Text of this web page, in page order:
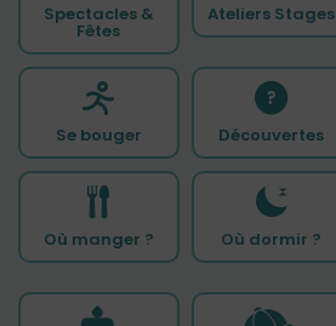
Spectacles &
Fêtes
Ateliers Stages
Se bouger Découvertes
Où manger ? Où dormir ?